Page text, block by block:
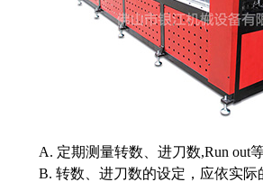
A. 定期测量转数、进刀数,Run out
B. 转数、进刀数的设定，应依实